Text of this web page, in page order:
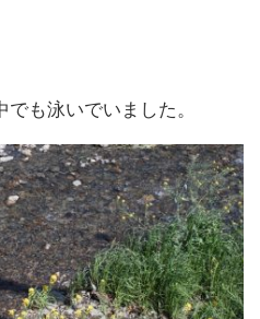
も泳いでいました。